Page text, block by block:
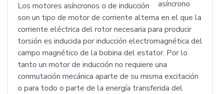
Los motores asíncronos o de inducción
son un tipo de motor de corriente alterna en el que la
corriente eléctrica del rotor necesaria para producir
torsión es inducida por inducción electromagnética del
campo magnético de la bobina del estator. Por lo
tanto un motor de inducción no requiere una
conmutación mecánica aparte de su misma excitación
o para todo o parte de la energía transferida del